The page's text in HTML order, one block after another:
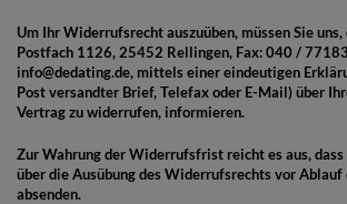
Um Ihr Widerrufsrecht auszuüben, müssen Sie
Postfach 1126, 25452 Rellingen, Fax: 040 /
info@dedating.de, mittels einer eindeutigen
Post versandter Brief, Telefax oder E-Mail) über
Vertrag zu widerrufen, informieren.
Zur Wahrung der Widerrufsfrist reicht es aus,
über die Ausübung des Widerrufsrechts vor
absenden.